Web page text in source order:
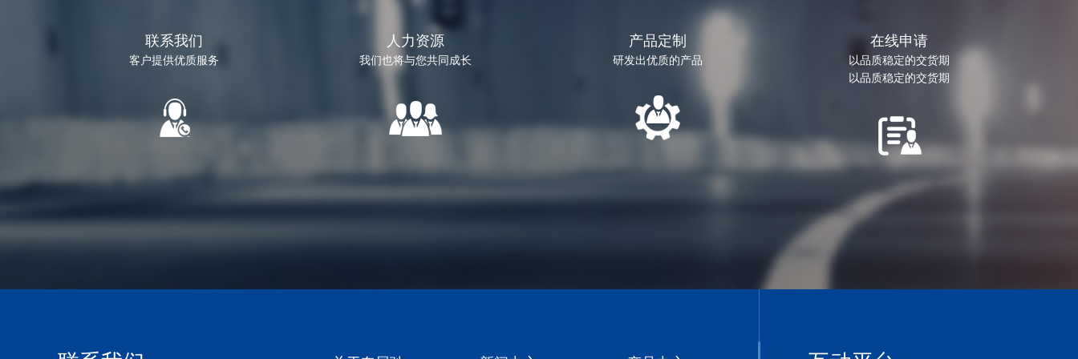
联系我们
客户提供优质服务
人力资源
我们也将与您共同成长
产品定制
研发出优质的产品
在线申请
以品质稳定的交货期
以品质稳定的交货期